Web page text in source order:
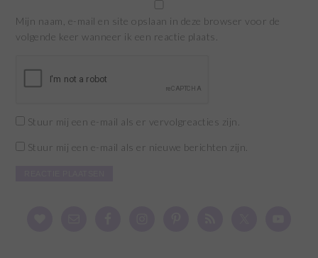
Mijn naam, e-mail en site opslaan in deze browser voor de
volgende keer wanneer ik een reactie plaats.
Stuur mij een e-mail als er vervolgreacties zijn.
Stuur mij een e-mail als er nieuwe berichten zijn.